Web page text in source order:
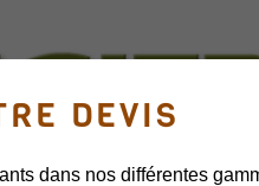
DEVIS
dans nos différentes